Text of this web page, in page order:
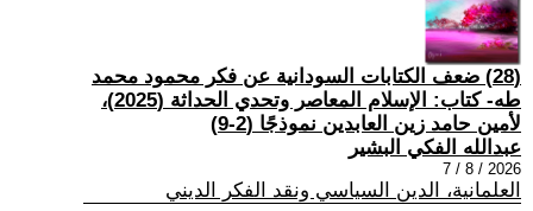
(28) ضعف الكتابات السودانية عن فكر محمود محمد
طه- كتاب: الإسلام المعاصر وتحدي الحداثة (2025)،
لأمين حامد زين العابدين نموذجًا (2-9)
عبدالله الفكي البشير
2026 / 8 / 7
العلمانية، الدين السياسي ونقد الفكر الديني